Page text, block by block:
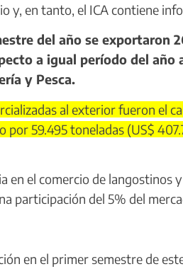
y, en tanto, el ICA contiene
del año se exportaron
a igual período del año
y Pesca.
al exterior fueron el
por 59.495 toneladas (US$
en el comercio de langostinos
participación del 5% del
en el primer semestre de